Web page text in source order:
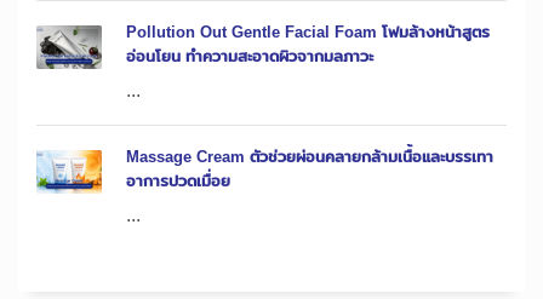
Pollution Out Gentle Facial Foam โฟมล้างหน้าสูตร
อ่อนโยน ทำความสะอาดผิวจากมลภาวะ
...
Massage Cream ตัวช่วยผ่อนคลายกล้ามเนื้อและบรรเทา
อาการปวดเมื่อย
...